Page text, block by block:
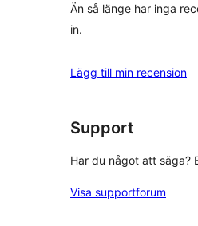
Än så länge har inga
in.
Lägg till min recension
Support
Har du något att säga?
Visa supportforum